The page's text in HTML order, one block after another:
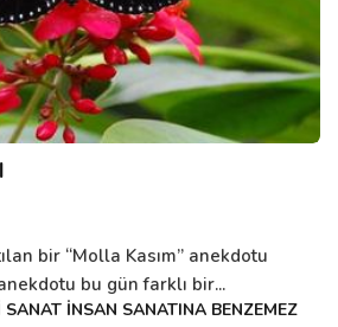
bir “Molla Kasım” anekdotu
bu gün farklı bir...
SANAT İNSAN SANATINA BENZEMEZ